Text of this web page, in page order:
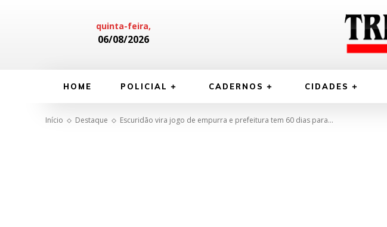
quinta-feira,
06/08/2026
HOME POLICIAL CADERNOS CIDADES
Início Destaque Escuridão vira jogo de empurra e prefeitura tem 60 dias para...